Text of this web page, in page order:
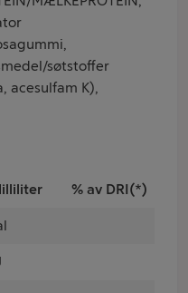
søtstoffer
acesulfam K),
% av DRI(*)